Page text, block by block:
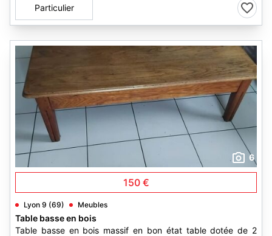
Particulier
6
150 €
Lyon 9 (69) Meubles
Table basse en bois
Table basse en bois massif en bon état table dotée de 2